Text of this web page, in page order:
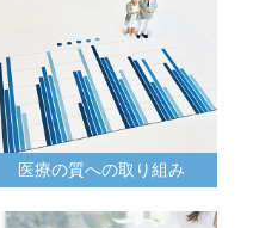
医療の質への取り組み